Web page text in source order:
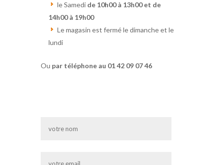
le Samedi de 10h00 à 13h00 et de
14h00 à 19h00
Le magasin est fermé le dimanche et le
lundi
Ou par téléphone au 01 42 09 07 46